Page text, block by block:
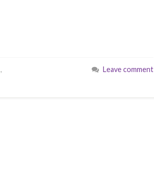
,
Leave comment